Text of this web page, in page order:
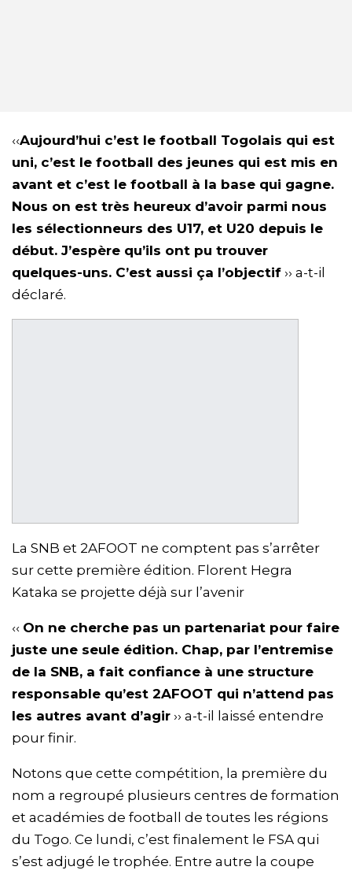
‹‹Aujourd’hui c’est le football Togolais qui est
uni, c’est le football des jeunes qui est mis en
avant et c’est le football à la base qui gagne.
Nous on est très heureux d’avoir parmi nous
les sélectionneurs des U17, et U20 depuis le
début. J’espère qu’ils ont pu trouver
quelques-uns. C’est aussi ça l’objectif ›› a-t-il
déclaré.
La SNB et 2AFOOT ne comptent pas s’arrêter
sur cette première édition. Florent Hegra
Kataka se projette déjà sur l’avenir
‹‹ On ne cherche pas un partenariat pour faire
juste une seule édition. Chap, par l’entremise
de la SNB, a fait confiance à une structure
responsable qu’est 2AFOOT qui n’attend pas
les autres avant d’agir ›› a-t-il laissé entendre
pour finir.
Notons que cette compétition, la première du
nom a regroupé plusieurs centres de formation
et académies de football de toutes les régions
du Togo. Ce lundi, c’est finalement le FSA qui
s’est adjugé le trophée. Entre autre la coupe